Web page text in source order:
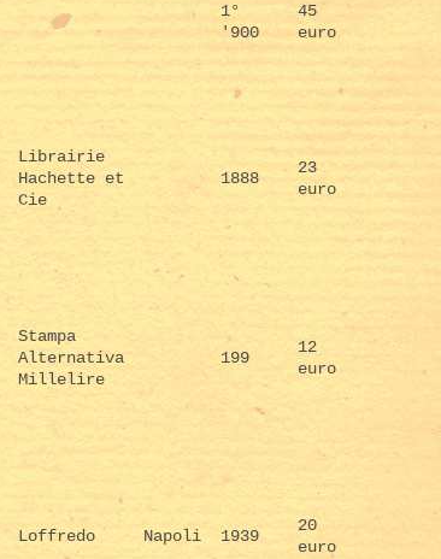
1°
'900
45
euro
Librairie
Hachette et
Cie
1888
23
euro
Stampa
Alternativa
Millelire
199
12
euro
Loffredo Napoli 1939
20
euro